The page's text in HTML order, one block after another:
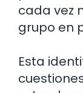
cada vez
grupo en
Esta